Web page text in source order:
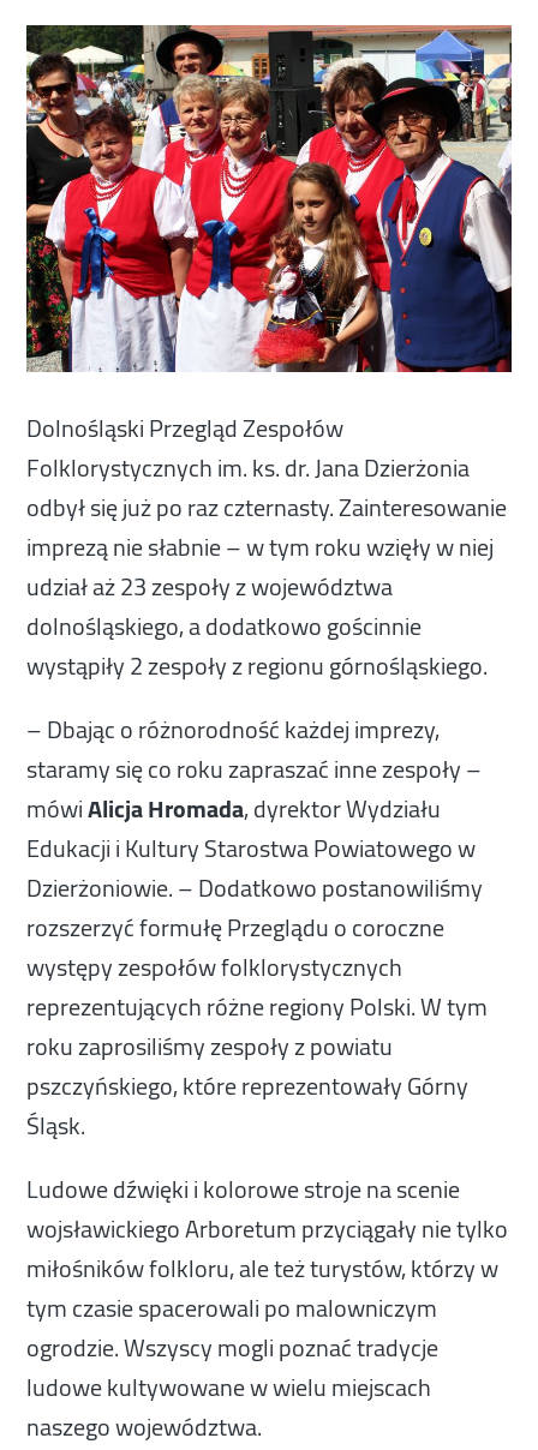
Dolnośląski Przegląd Zespołów
Folklorystycznych im. ks. dr. Jana Dzierżonia
odbył się już po raz czternasty. Zainteresowanie
imprezą nie słabnie – w tym roku wzięły w niej
udział aż 23 zespoły z województwa
dolnośląskiego, a dodatkowo gościnnie
wystąpiły 2 zespoły z regionu górnośląskiego.
– Dbając o różnorodność każdej imprezy,
staramy się co roku zapraszać inne zespoły –
mówiAlicja Hromada, dyrektor Wydziału
Edukacji i Kultury Starostwa Powiatowego w
Dzierżoniowie. – Dodatkowo postanowiliśmy
rozszerzyć formułę Przeglądu o coroczne
występy zespołów folklorystycznych
reprezentujących różne regiony Polski. W tym
roku zaprosiliśmy zespoły z powiatu
pszczyńskiego, które reprezentowały Górny
Śląsk.
Ludowe dźwięki i kolorowe stroje na scenie
wojsławickiego Arboretum przyciągały nie tylko
miłośników folkloru, ale też turystów, którzy w
tym czasie spacerowali po malowniczym
ogrodzie. Wszyscy mogli poznać tradycje
ludowe kultywowane w wielu miejscach
naszego województwa.